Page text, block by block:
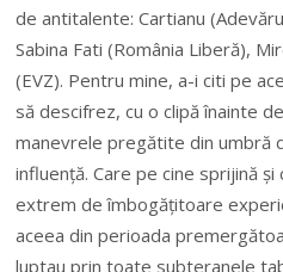
de antitalente: Cartianu
Sabina Fati (România Liberă),
(EVZ). Pentru mine, a-i citi pe
să descifrez, cu o clipă înainte
manevrele pregătite din umbră
influență. Care pe cine sprijină
extrem de îmbogățitoare
aceea din perioada
luptau prin toate subteranele